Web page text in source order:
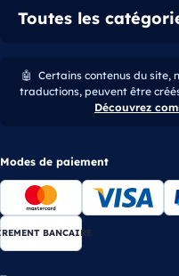
Toutes les
🤖 Certains contenus du site,
traductions, peuvent être
Découvrez
Modes de paiement
BANCAIRE